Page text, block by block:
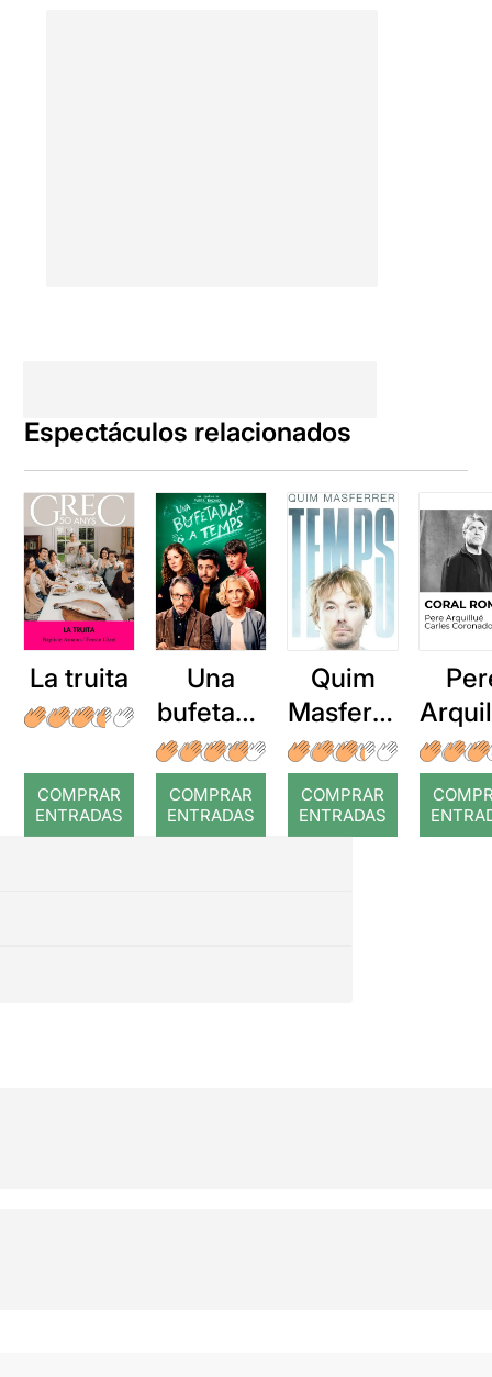
Espectáculos relacionados
La truita
COMPRAR
ENTRADAS
Una
bufetada
a temps
COMPRAR
ENTRADAS
Quim
Masferre
r: Temps
COMPRAR
ENTRADAS
: